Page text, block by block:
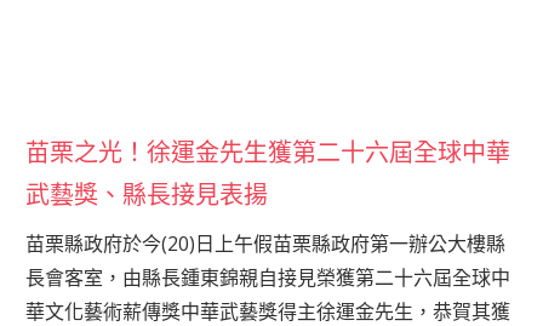
苗栗之光！徐運金先生獲第二十六屆全球中華
武藝獎、縣長接見表揚
苗栗縣政府於今(20)日上午假苗栗縣政府第一辦公大樓縣
長會客室，由縣長鍾東錦親自接見榮獲第二十六屆全球中
華文化藝術薪傳獎中華武藝獎得主徐運金先生，恭賀其獲